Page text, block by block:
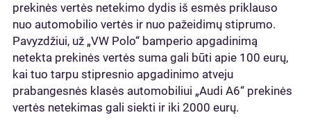
prekinės vertės netekimo dydis iš esmės priklauso
nuo automobilio vertės ir nuo pažeidimų stiprumo.
Pavyzdžiui, už „VW Polo“ bamperio apgadinimą
netekta prekinės vertės suma gali būti apie 100 eurų,
kai tuo tarpu stipresnio apgadinimo atveju
prabangesnės klasės automobiliui „Audi A6“ prekinės
vertės netekimas gali siekti ir iki 2000 eurų.